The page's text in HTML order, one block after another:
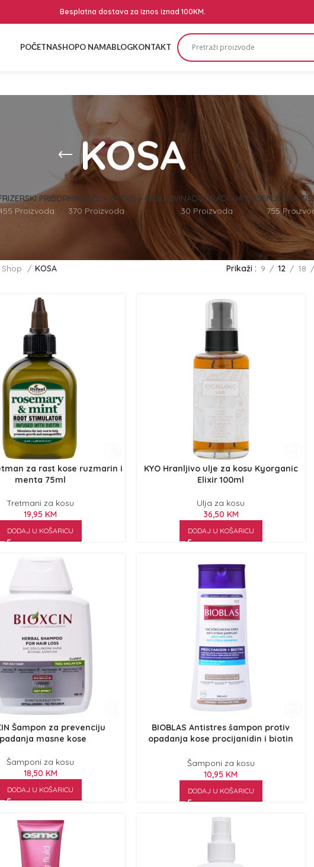
Besplatna dostava za iznos iznad 100KM.
POČETNASHOPO NAMABLOGKONTAKT
KOSA
PRIBOR
Proizvoda
MAKAZE – ČETKE – ČEŠLJEVI
370 Proizvoda
NADOGRADNJA KOSE
30 Proizvoda
NJEGA
755
Shop KOSA Prikaži 9 12 18
za rast kose ruzmarin i
menta 75ml
Tretmani za kosu
19,95KM
DODAJ U KOŠARICU
KYO Hranljivo ulje za kosu Kyorganic
Elixir 100ml
Ulja za kosu
36,50 KM
DODAJ U KOŠARICU
Šampon za prevenciju
masne kose
Šamponi za kosu
18,50 KM
DODAJ U KOŠARICU
BIOBLAS Antistres šampon protiv
opadanja kose procijanidin i biotin
Šamponi za kosu
10,95KM
DODAJ U KOŠARICU